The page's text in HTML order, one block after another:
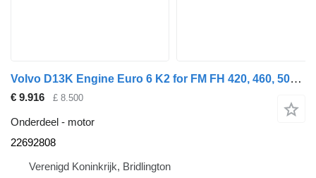
Volvo D13K Engine Euro 6 K2 for FM FH 420, 460, 500 22692808 motor voor Volvo FM FH 420, 460, 500 trekker
€ 9.916 £ 8.500
Onderdeel - motor
22692808
Verenigd Koninkrijk, Bridlington